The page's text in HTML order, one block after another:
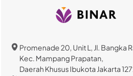
Promenade 20, Unit L, Jl. Bangka
Kec. Mampang Prapatan,
Daerah Khusus Ibukota Jakarta